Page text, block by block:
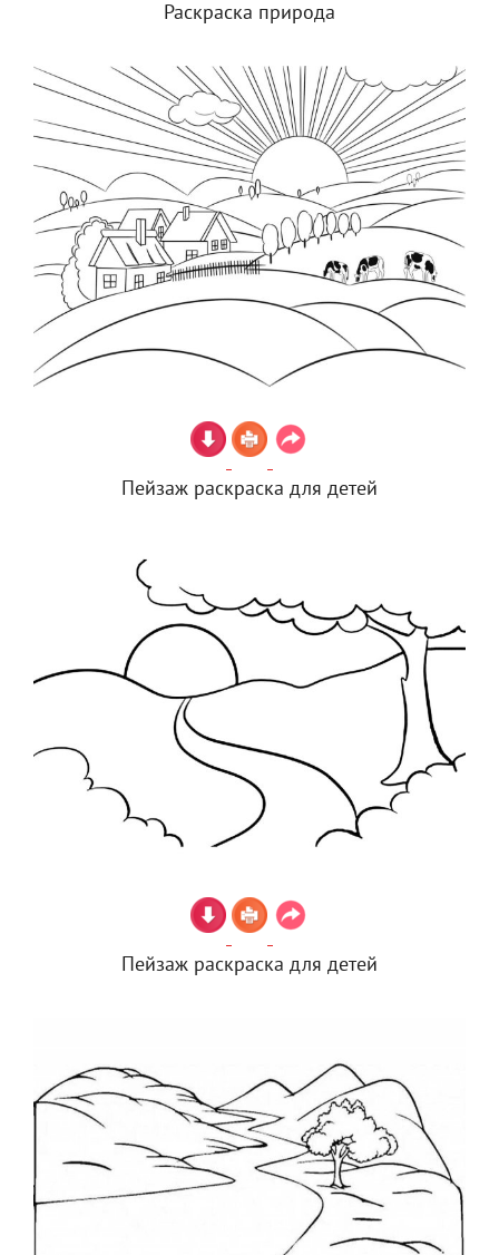
Раскраска природа
Пейзаж раскраска для детей
Пейзаж раскраска для детей